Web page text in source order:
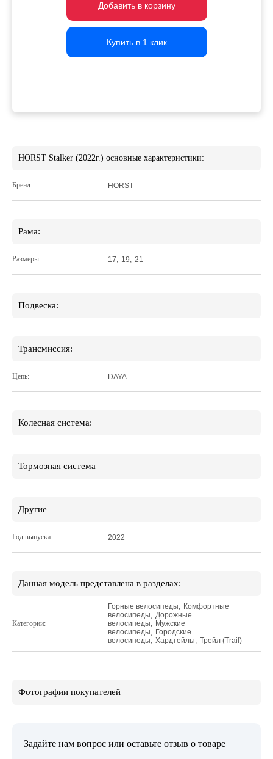
Добавить в корзину
Добавить в корзину
Добавить в корзину
Купить в 1 клик
Купить в 1 клик
Купить в 1 клик
HORST Stalker (2022г.) основные характеристики:
Бренд: HORST
Рама:
Размеры: 17 19 21
Подвеска:
Трансмиссия:
Цепь: DAYA
Колесная система:
Тормозная система
Другие
Год выпуска: 2022
Данная модель представлена в разделах:
Категории:
Горные велосипеды, Комфортные
велосипеды, Дорожные
велосипеды, Мужские
велосипеды, Городские
велосипеды, Хардтейлы, Трейл (Trail)
Фотографии покупателей
Задайте нам вопрос или оставьте отзыв о товаре